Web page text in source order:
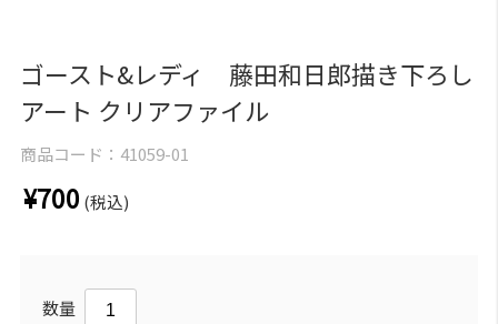
ゴースト&レディ 藤田和日郎描き下ろし
アート クリアファイル
商品コード： 41059-01
¥700 (税込)
数量